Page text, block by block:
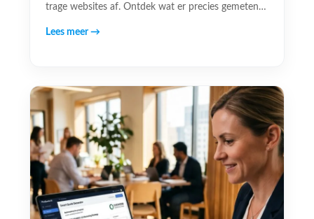
trage websites af. Ontdek wat er precies gemeten…
Lees meer →